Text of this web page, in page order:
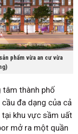
phẩm vừa an cư vừa
tâm thành phố
đa dạng của cả
khu vực sầm uất
mở ra một quần